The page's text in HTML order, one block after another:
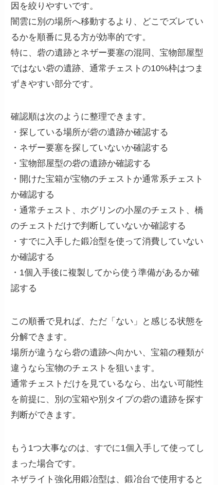
因を絞りやすいです。
闇雲に別の場所へ移動するより、どこでズレてい
るかを順番に見る方が効率的です。
特に、砦の遺跡とネザー要塞の混同、宝物部屋型
ではない砦の遺跡、通常チェストの10%枠はつま
ずきやすい部分です。
確認順は次のように整理できます。
・探している場所が砦の遺跡か確認する
・ネザー要塞を探していないか確認する
・宝物部屋型の砦の遺跡か確認する
・開けた宝箱が宝物のチェストか通常系チェスト
か確認する
・通常チェスト、ホグリンの小屋のチェスト、橋
のチェストだけで判断していないか確認する
・すでに入手した鍛冶型を使って消費していない
か確認する
・1個入手後に複製してから使う準備があるか確
認する
この順番で見れば、ただ「ない」と感じる状態を
分解できます。
場所が違うなら砦の遺跡へ向かい、宝箱の種類が
違うなら宝物のチェストを狙います。
通常チェストだけを見ているなら、出ない可能性
を前提に、別の宝箱や別タイプの砦の遺跡を探す
判断ができます。
もう1つ大事なのは、すでに1個入手して使ってし
まった場合です。
ネザライト強化用鍛冶型は、鍛冶台で使用すると